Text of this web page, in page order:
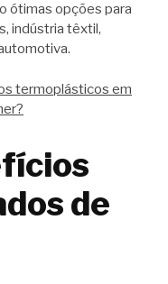
ótimas opções para
indústria têxtil,
termoplásticos em
de